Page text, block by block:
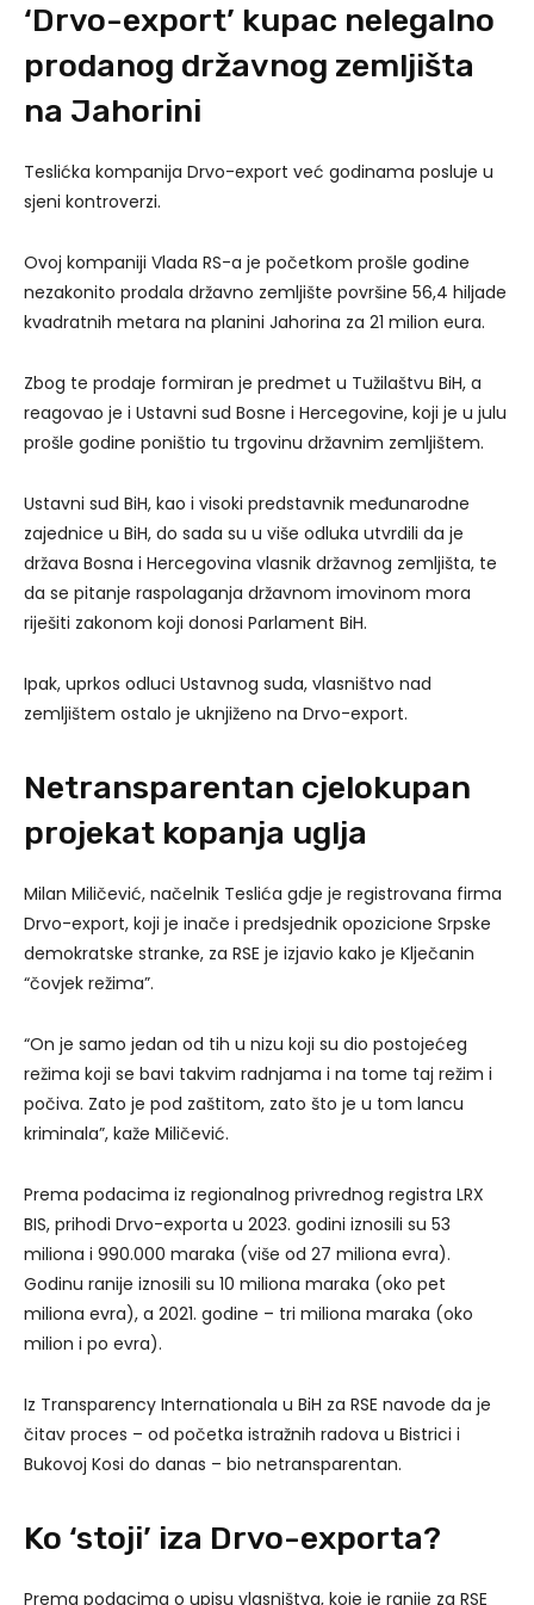
‘Drvo-export’ kupac nelegalno
prodanog državnog zemljišta
na Jahorini
Teslićka kompanija Drvo-export već godinama posluje u
sjeni kontroverzi.
Ovoj kompaniji Vlada RS-a je početkom prošle godine
nezakonito prodala državno zemljište površine 56,4 hiljade
kvadratnih metara na planini Jahorina za 21 milion eura.
Zbog te prodaje formiran je predmet u Tužilaštvu BiH, a
reagovao je i Ustavni sud Bosne i Hercegovine, koji je u julu
prošle godine poništio tu trgovinu državnim zemljištem.
Ustavni sud BiH, kao i visoki predstavnik međunarodne
zajednice u BiH, do sada su u više odluka utvrdili da je
država Bosna i Hercegovina vlasnik državnog zemljišta, te
da se pitanje raspolaganja državnom imovinom mora
riješiti zakonom koji donosi Parlament BiH.
Ipak, uprkos odluci Ustavnog suda, vlasništvo nad
zemljištem ostalo je uknjiženo na Drvo-export.
Netransparentan cjelokupan
projekat kopanja uglja
Milan Miličević, načelnik Teslića gdje je registrovana firma
Drvo-export, koji je inače i predsjednik opozicione Srpske
demokratske stranke, za RSE je izjavio kako je Klječanin
“čovjek režima”.
“On je samo jedan od tih u nizu koji su dio postojećeg
režima koji se bavi takvim radnjama i na tome taj režim i
počiva. Zato je pod zaštitom, zato što je u tom lancu
kriminala”, kaže Miličević.
Prema podacima iz regionalnog privrednog registra LRX
BIS, prihodi Drvo-exporta u 2023. godini iznosili su 53
miliona i 990.000 maraka (više od 27 miliona evra).
Godinu ranije iznosili su 10 miliona maraka (oko pet
miliona evra), a 2021. godine – tri miliona maraka (oko
milion i po evra).
Iz Transparency Internationala u BiH za RSE navode da je
čitav proces – od početka istražnih radova u Bistrici i
Bukovoj Kosi do danas – bio netransparentan.
Ko ‘stoji’ iza Drvo-exporta?
Prema podacima o upisu vlasništva, koje je ranije za RSE